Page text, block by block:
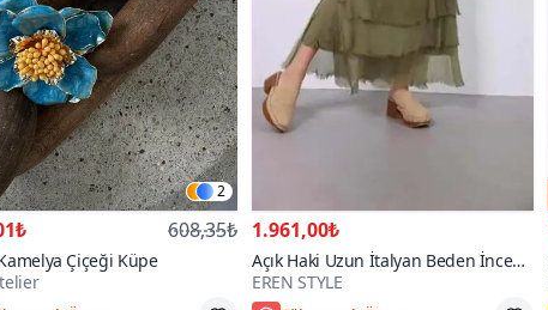
2
608,35₺
Çiçeği Küpe
1.961,00₺
Açık Haki Uzun İtalyan Beden İnce
Gösteren Kat İpek Straplez Elbise
EREN STYLE